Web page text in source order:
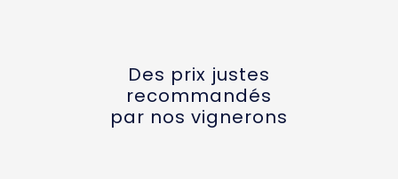
Des prix justes
recommandés
par nos vignerons